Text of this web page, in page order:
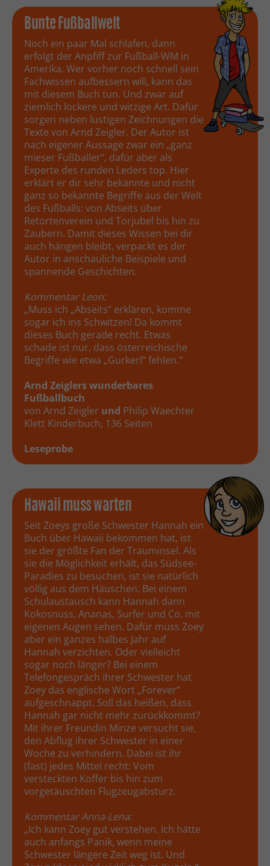
Bunte Fußballwelt
Noch ein paar Mal schlafen, dann
erfolgt der Anpfiff zur Fußball-WM in
Amerika. Wer vorher noch schnell sein
Fachwissen aufbessern will, kann das
mit diesem Buch tun. Und zwar auf
ziemlich lockere und witzige Art. Dafür
sorgen neben lustigen Zeichnungen die
Texte von Arnd Zeigler. Der Autor ist
nach eigener Aussage zwar ein „ganz
mieser Fußballer“, dafür aber als
Experte des runden Leders top. Hier
erklärt er dir sehr bekannte und nicht
ganz so bekannte Begriffe aus der Welt
des Fußballs: von Abseits über
Retortenverein und Torjubel bis hin zu
Zaubern. Damit dieses Wissen bei dir
auch hängen bleibt, verpackt es der
Autor in anschauliche Beispiele und
spannende Geschichten.
Kommentar Leon:
„Muss ich „Abseits“ erklären, komme
sogar ich ins Schwitzen! Da kommt
dieses Buch gerade recht. Etwas
schade ist nur, dass österreichische
Begriffe wie etwa „Gurkerl“ fehlen.“
Arnd Zeiglers wunderbares
Fußballbuch
von Arnd Zeigler und Philip Waechter
‎Klett Kinderbuch, 136 Seiten
Leseprobe
Hawaii muss warten
Seit Zoeys große Schwester Hannah ein
Buch über Hawaii bekommen hat, ist
sie der größte Fan der Trauminsel. Als
sie die Möglichkeit erhält, das Südsee-
Paradies zu besuchen, ist sie natürlich
völlig aus dem Häuschen. Bei einem
Schulaustausch kann Hannah dann
Kokosnuss, Ananas, Surfer und Co. mit
eigenen Augen sehen. Dafür muss Zoey
aber ein ganzes halbes Jahr auf
Hannah verzichten. Oder vielleicht
sogar noch länger? Bei einem
Telefongespräch ihrer Schwester hat
Zoey das englische Wort „Forever“
aufgeschnappt. Soll das heißen, dass
Hannah gar nicht mehr zurückkommt?
Mit ihrer Freundin Minze versucht sie,
den Abflug ihrer Schwester in einer
Woche zu verhindern. Dabei ist ihr
(fast) jedes Mittel recht: Vom
versteckten Koffer bis hin zum
vorgetäuschten Flugzeugabsturz.
Kommentar Anna-Lena:
„Ich kann Zoey gut verstehen. Ich hätte
auch anfangs Panik, wenn meine
Schwester längere Zeit weg ist. Und